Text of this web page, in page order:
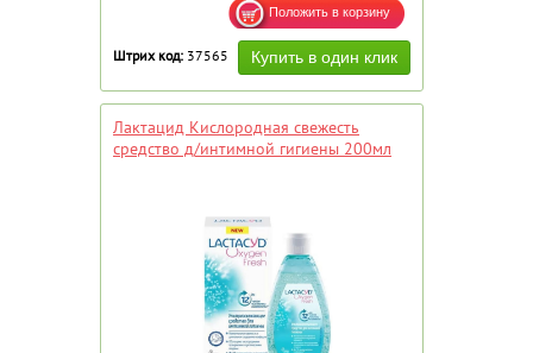
Штрих код: 37565
Лактацид Кислородная свежесть
средство д/интимной гигиены 200мл